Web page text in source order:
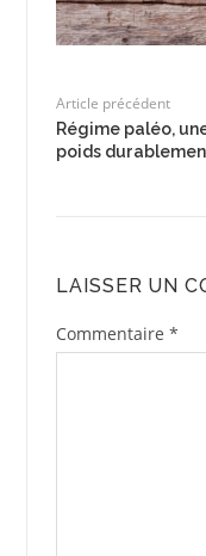
Article précédent
Régime paléo,
poids
LAISSER UN
Commentaire *